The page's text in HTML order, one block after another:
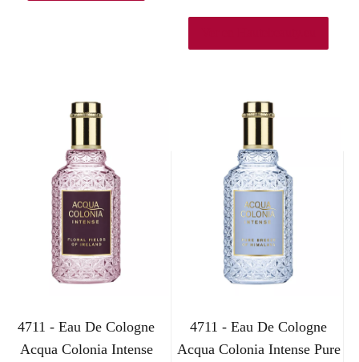
4711 - Eau De Cologne
Acqua Colonia Intense
4711 - Eau De Cologne
Acqua Colonia Intense Pure